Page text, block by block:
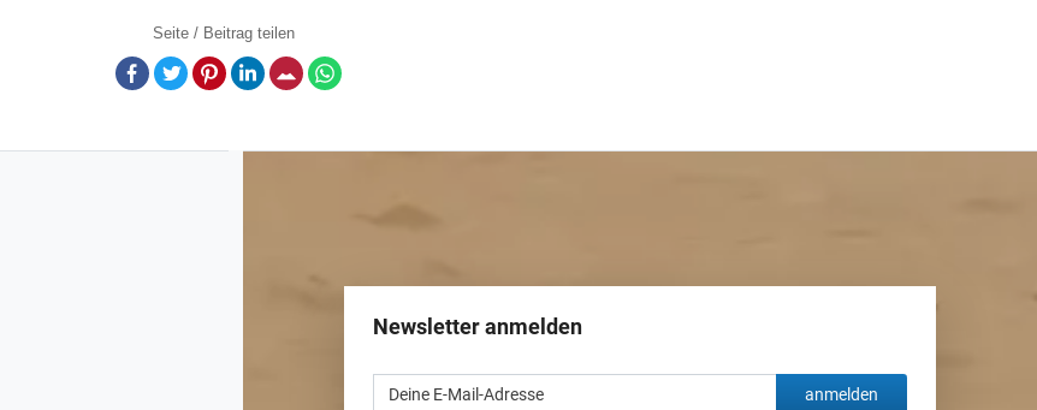
Seite / Beitrag teilen
Facebook
TwitterPinterestLinkedInE-Mail
Newsletter anmelden
anmelden